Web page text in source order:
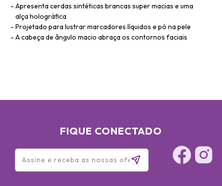
Apresenta cerdas sintéticas brancas super macias e uma
alça holográfica
Projetado para lustrar marcadores líquidos e pó na pele
A cabeça de ângulo macio abraça os contornos faciais
FIQUE CONECTADO